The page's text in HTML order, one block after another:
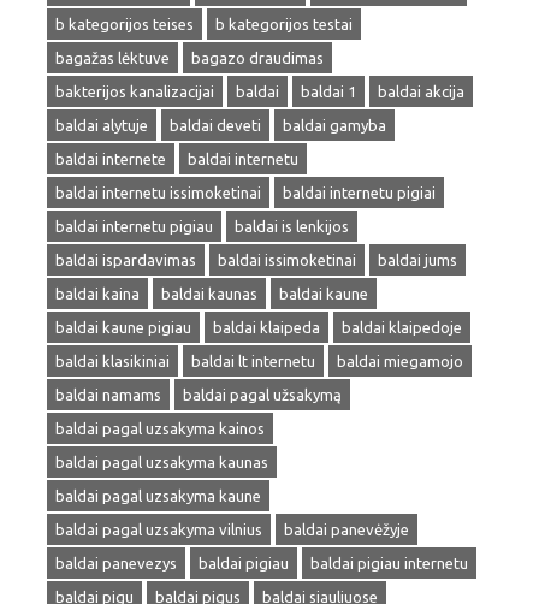
b kategorijos teises
b kategorijos testai
bagažas lėktuve
bagazo draudimas
bakterijos kanalizacijai
baldai baldai 1
baldai akcija
baldai alytuje
baldai deveti
baldai gamyba
baldai internete
baldai internetu
baldai internetu issimoketinai
baldai internetu pigiai
baldai internetu pigiau
baldai is lenkijos
baldai ispardavimas
baldai issimoketinai
baldai jums
baldai kaina
baldai kaunas
baldai kaune
baldai kaune pigiau
baldai klaipeda
baldai klaipedoje
baldai klasikiniai
baldai lt internetu
baldai miegamojo
baldai namams
baldai pagal užsakymą
baldai pagal uzsakyma kainos
baldai pagal uzsakyma kaunas
baldai pagal uzsakyma kaune
baldai pagal uzsakyma vilnius
baldai panevėžyje
baldai panevezys
baldai pigiau
baldai pigiau internetu
baldai pigu
baldai pigus baldai siauliuose